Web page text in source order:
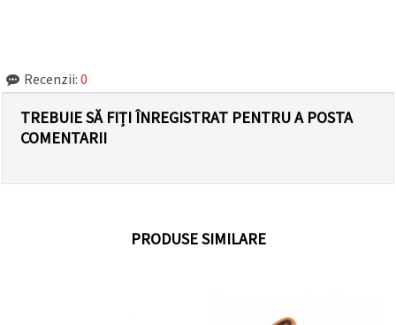
Recenzii: 0
TREBUIE SĂ FIȚI ÎNREGISTRAT PENTRU A POSTA
COMENTARII
PRODUSE SIMILARE